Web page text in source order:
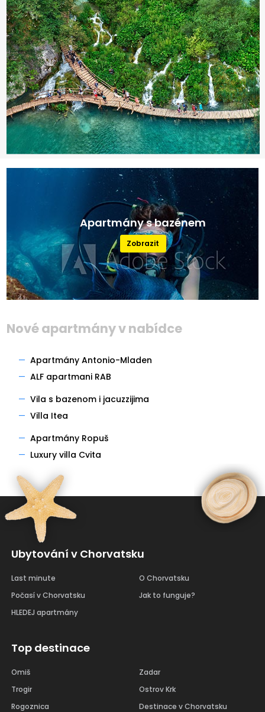
Apartmány s bazénem
Zobrazit
Nové apartmány v nabídce
— Apartmány Antonio-Mladen
— ALF apartmani RAB
— Vila s bazenom i jacuzzijima
— Villa Itea
— Apartmány Ropuš
— Luxury villa Cvita
Ubytování v Chorvatsku
Last minute
Počasí v Chorvatsku
HLEDEJ apartmány
O Chorvatsku
Jak to funguje?
Top destinace
Omiš
Trogir
Rogoznica
Zadar
Ostrov Krk
Destinace v Chorvatsku